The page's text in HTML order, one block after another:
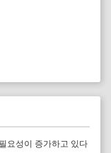
요성이 증가하고 있다